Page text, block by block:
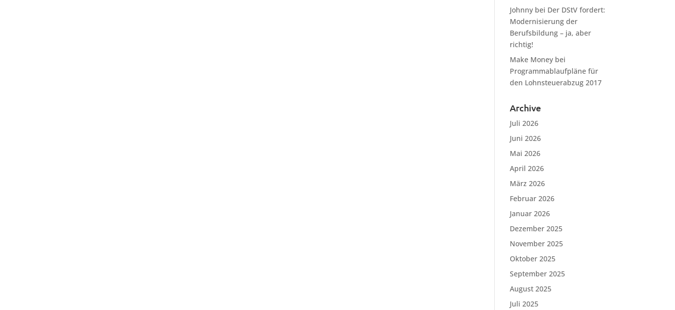
Johnny bei Der DStV fordert:
Modernisierung der
Berufsbildung – ja, aber
richtig!
Make Money bei
Programmablaufpläne für
den Lohnsteuerabzug 2017
Archive
Juli 2026
Juni 2026
Mai 2026
April 2026
März 2026
Februar 2026
Januar 2026
Dezember 2025
November 2025
Oktober 2025
September 2025
August 2025
Juli 2025